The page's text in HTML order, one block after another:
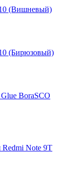
10 (Вишневый)
(Бирюзовый)
BoraSCO
Note 9T